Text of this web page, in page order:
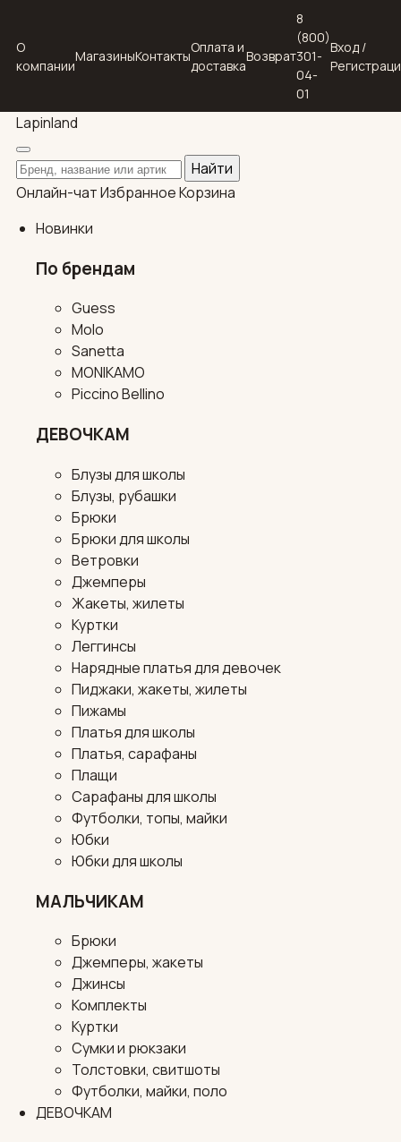
О
компании
МагазиныКонтакты
Оплата и
доставка
Возврат
8
(800)
301-
04-
01
Вход /
Lapinland
Поиск по каталогу
Найти
Онлайн-чатИзбранноеКорзина
Новинки
По брендам
Guess
Molo
Sanetta
MONIKAMO
Piccino Bellino
ДЕВОЧКАМ
Блузы для школы
Блузы, рубашки
Брюки
Брюки для школы
Ветровки
Джемперы
Жакеты, жилеты
Куртки
Леггинсы
Нарядные платья для девочек
Пиджаки, жакеты, жилеты
Пижамы
Платья для школы
Платья, сарафаны
Плащи
Сарафаны для школы
Футболки, топы, майки
Юбки
Юбки для школы
МАЛЬЧИКАМ
Брюки
Джемперы, жакеты
Джинсы
Комплекты
Куртки
Сумки и рюкзаки
Толстовки, свитшоты
Футболки, майки, поло
ДЕВОЧКАМ